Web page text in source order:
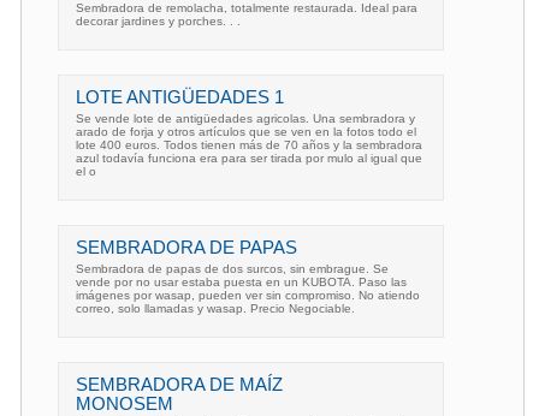
Sembradora de remolacha, totalmente restaurada. Ideal para
decorar jardines y porches. . .
LOTE ANTIGÜEDADES 1
Se vende lote de antigüedades agricolas. Una sembradora y
arado de forja y otros artículos que se ven en la fotos todo el
lote 400 euros. Todos tienen más de 70 años y la sembradora
azul todavía funciona era para ser tirada por mulo al igual que
el o
SEMBRADORA DE PAPAS
Sembradora de papas de dos surcos, sin embrague. Se
vende por no usar estaba puesta en un KUBOTA. Paso las
imágenes por wasap, pueden ver sin compromiso. No atiendo
correo, solo llamadas y wasap. Precio Negociable.
SEMBRADORA DE MAÍZ
MONOSEM